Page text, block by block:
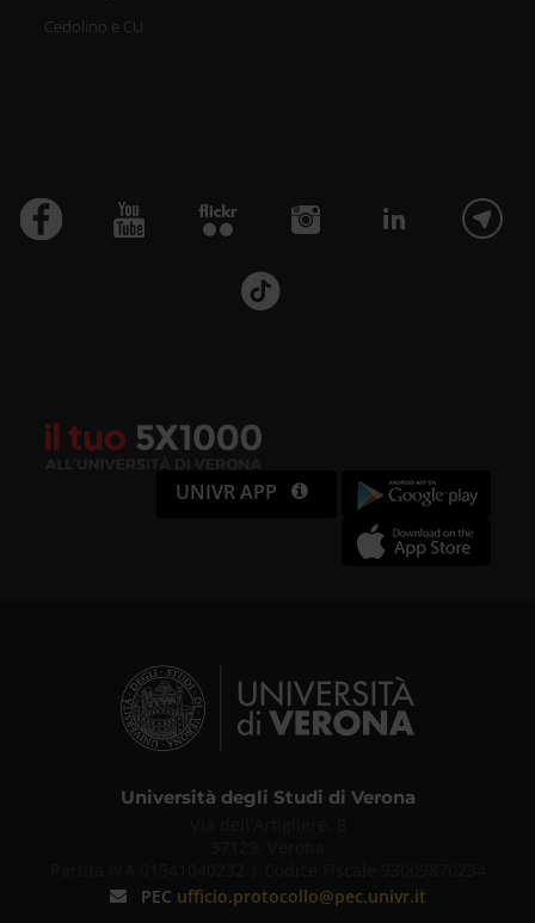
Cedolino e CU
UNIVR APP
Università degli Studi di Verona
PEC ufficio.protocollo@pec.univr.it